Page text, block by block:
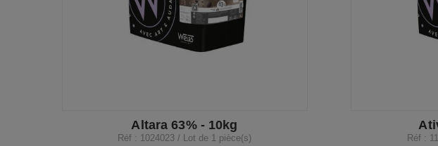
Altara 63% - 10kg
Réf : 1024023 / Lot de 1 pièce(s) Réf :